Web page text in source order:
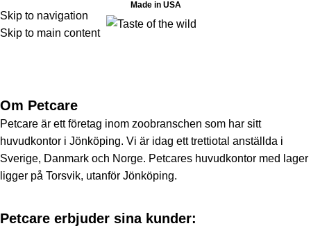
Skip to navigation
Skip to main content
Made in USA
Om Petcare
Petcare är ett företag inom zoobranschen som har sitt
huvudkontor i Jönköping. Vi är idag ett trettiotal anställda i
Sverige, Danmark och Norge. Petcares huvudkontor med lager
ligger på Torsvik, utanför Jönköping.
Petcare erbjuder sina kunder: